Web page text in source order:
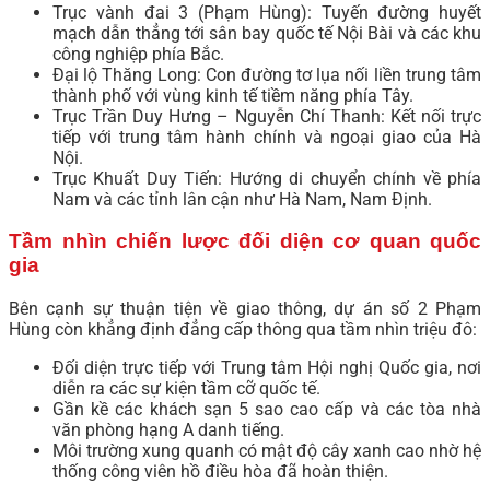
Trục vành đai 3 (Phạm Hùng): Tuyến đường huyết
mạch dẫn thẳng tới sân bay quốc tế Nội Bài và các khu
công nghiệp phía Bắc.
Đại lộ Thăng Long: Con đường tơ lụa nối liền trung tâm
thành phố với vùng kinh tế tiềm năng phía Tây.
Trục Trần Duy Hưng – Nguyễn Chí Thanh: Kết nối trực
tiếp với trung tâm hành chính và ngoại giao của Hà
Nội.
Trục Khuất Duy Tiến: Hướng di chuyển chính về phía
Nam và các tỉnh lân cận như Hà Nam, Nam Định.
Tầm nhìn chiến lược đối diện cơ quan quốc
gia
Bên cạnh sự thuận tiện về giao thông, dự án số 2 Phạm
Hùng còn khẳng định đẳng cấp thông qua tầm nhìn triệu đô:
Đối diện trực tiếp với Trung tâm Hội nghị Quốc gia, nơi
diễn ra các sự kiện tầm cỡ quốc tế.
Gần kề các khách sạn 5 sao cao cấp và các tòa nhà
văn phòng hạng A danh tiếng.
Môi trường xung quanh có mật độ cây xanh cao nhờ hệ
thống công viên hồ điều hòa đã hoàn thiện.